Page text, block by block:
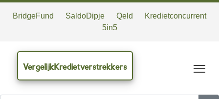
BridgeFund SaldoDipje Qeld
Kredietconcurrent
5in5
VergelijkKredietverstrekkers